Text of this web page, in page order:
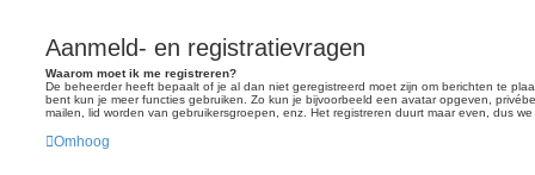
Aanmeld- en registratievragen
Waarom moet ik me registreren?
De beheerder heeft bepaalt of je al dan niet geregistreerd moet zijn om berichten te
bent kun je meer functies gebruiken. Zo kun je bijvoorbeeld een avatar opgeven,
mailen, lid worden van gebruikersgroepen, enz. Het registreren duurt maar even, dus
Omhoog